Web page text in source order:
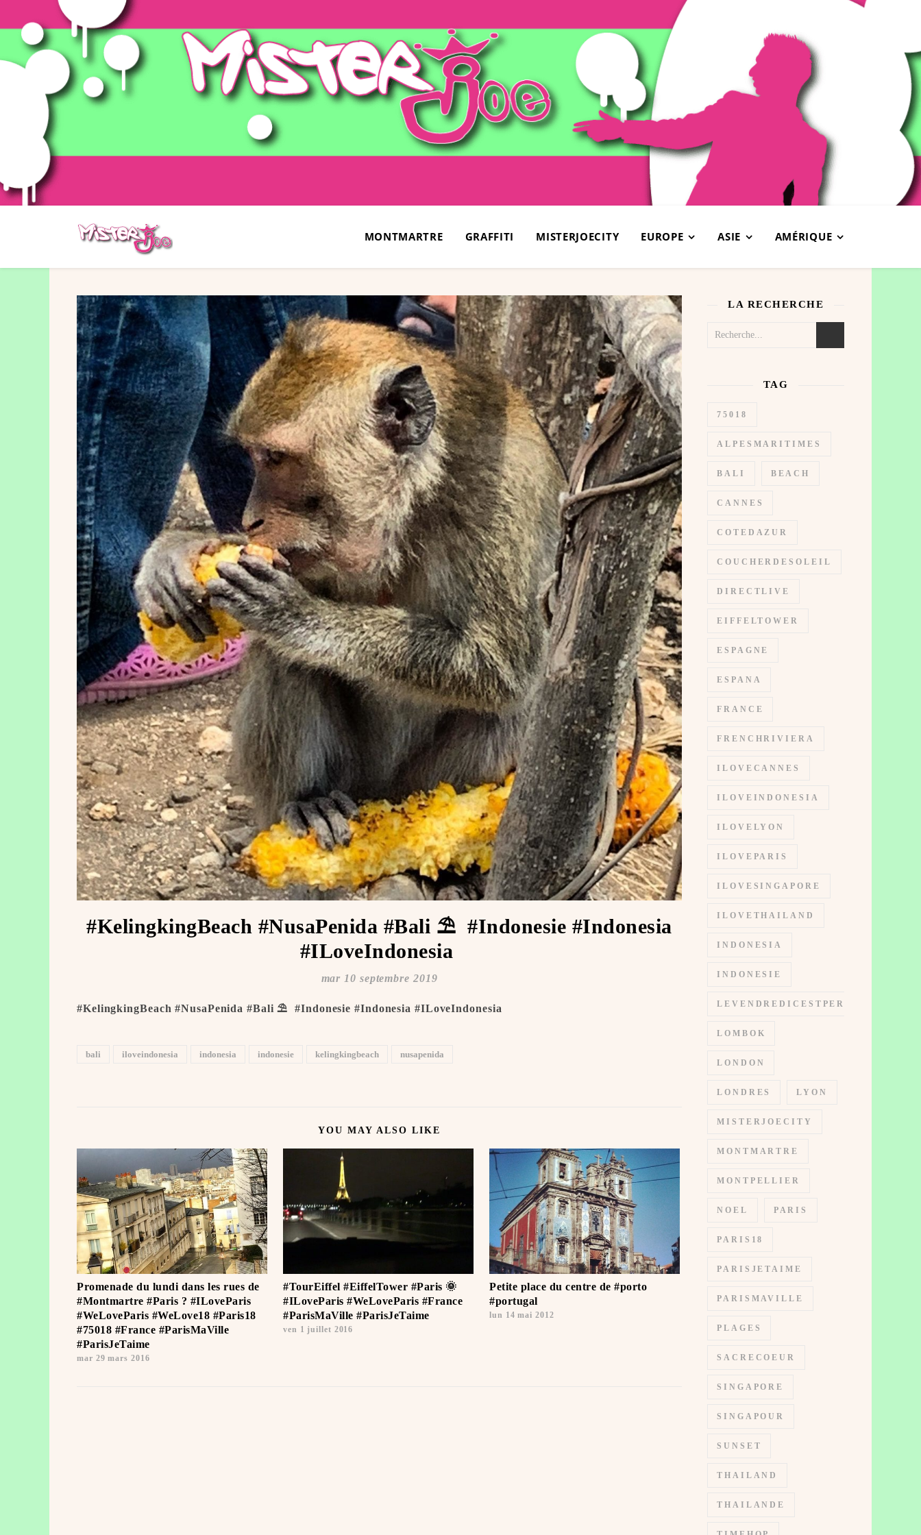
MONTMARTRE GRAFFITI MISTERJOECITY EUROPE ASIE AMÉRIQUE
#KelingkingBeach #NusaPenida #Bali ⛱ ️ #Indonesie #Indonesia
#ILoveIndonesia ️
mar 10 septembre 2019
#KelingkingBeach #NusaPenida #Bali ⛱ ️ #Indonesie #Indonesia #ILoveIndonesia ️
bali iloveindonesia indonesia indonesie kelingkingbeach nusapenida
YOU MAY ALSO LIKE
Promenade du lundi dans les rues de
#Montmartre #Paris ? #ILoveParis
#WeLoveParis #WeLove18 #Paris18
#75018 #France #ParisMaVille
#ParisJeTaime ️
mar 29 mars 2016
#TourEiffel #EiffelTower #Paris 🌞
#ILoveParis #WeLoveParis #France
#ParisMaVille #ParisJeTaime ️
ven 1 juillet 2016
Petite place du centre de #porto
#portugal
lun 14 mai 2012
LA RECHERCHE
TAG
75018
ALPESMARITIMES
BALI BEACH
CANNES
COTEDAZUR
COUCHERDESOLEIL
DIRECTLIVE
EIFFELTOWER
ESPAGNE
ESPANA
FRANCE
FRENCHRIVIERA
ILOVECANNES
ILOVEINDONESIA
ILOVELYON
ILOVEPARIS
ILOVESINGAPORE
ILOVETHAILAND
INDONESIA
INDONESIE
LEVENDREDICESTPERMIS
LOMBOK
LONDON
LONDRES LYON
MISTERJOECITY
MONTMARTRE
MONTPELLIER
NOEL PARIS
PARIS18
PARISJETAIME
PARISMAVILLE
PLAGES
SACRECOEUR
SINGAPORE
SINGAPOUR
SUNSET
THAILAND
THAILANDE